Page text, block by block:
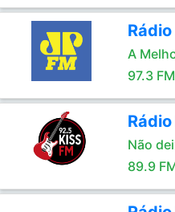
A
97.3 FM
Não
89.9